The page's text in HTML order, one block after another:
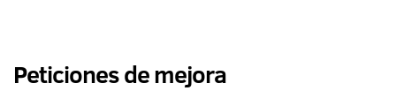
Peticiones de mejora